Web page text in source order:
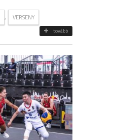
, VERSENY
tovább